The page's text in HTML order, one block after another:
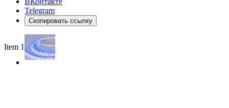
Telegram
Скопировать ссылку
Item 1 of 2